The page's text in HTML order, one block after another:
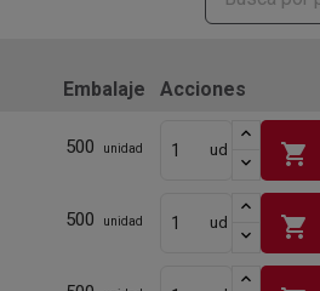
Embalaje Acciones
500 unidad ud shopping_cart
500 unidad ud shopping_cart